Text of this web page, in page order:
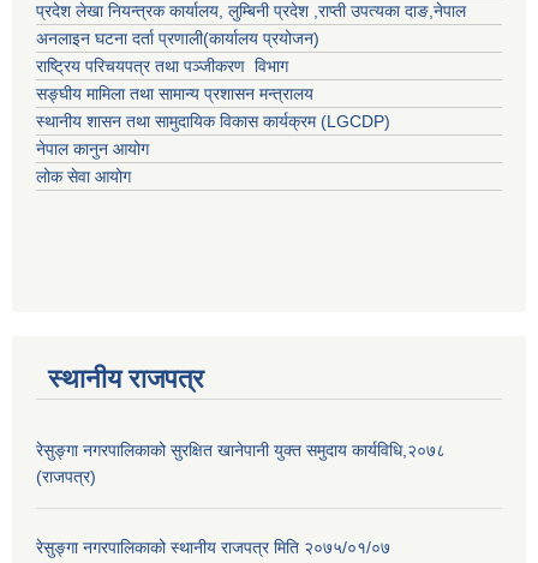
प्रदेश लेखा नियन्त्रक कार्यालय, लुम्बिनी प्रदेश ,राप्ती उपत्यका दाङ,नेपाल
अनलाइन घटना दर्ता प्रणाली(कार्यालय प्रयोजन)
राष्ट्रिय परिचयपत्र तथा पञ्जीकरण विभाग
सङ्घीय मामिला तथा सामान्य प्रशासन मन्त्रालय
स्थानीय शासन तथा सामुदायिक विकास कार्यक्रम (LGCDP)
नेपाल कानुन आयोग
लोक सेवा आयोग
स्थानीय राजपत्र
रेसुङ्गा नगरपालिकाको सुरक्षित खानेपानी युक्त समुदाय कार्यविधि,२०७८
(राजपत्र)
रेसुङ्गा नगरपालिकाको स्थानीय राजपत्र मिति २०७५/०१/०७